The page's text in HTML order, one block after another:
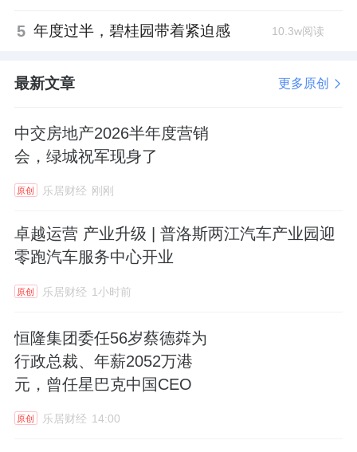
5 年度过半，碧桂园带着紧迫感 10.3w阅读
最新文章 更多原创
中交房地产2026半年度营销
会，绿城祝军现身了
原创 乐居财经 刚刚
卓越运营 产业升级 | 普洛斯两江汽车产业园迎
零跑汽车服务中心开业
原创 乐居财经 1小时前
恒隆集团委任56岁蔡德粦为
行政总裁、年薪2052万港
元，曾任星巴克中国CEO
原创 乐居财经 14:00